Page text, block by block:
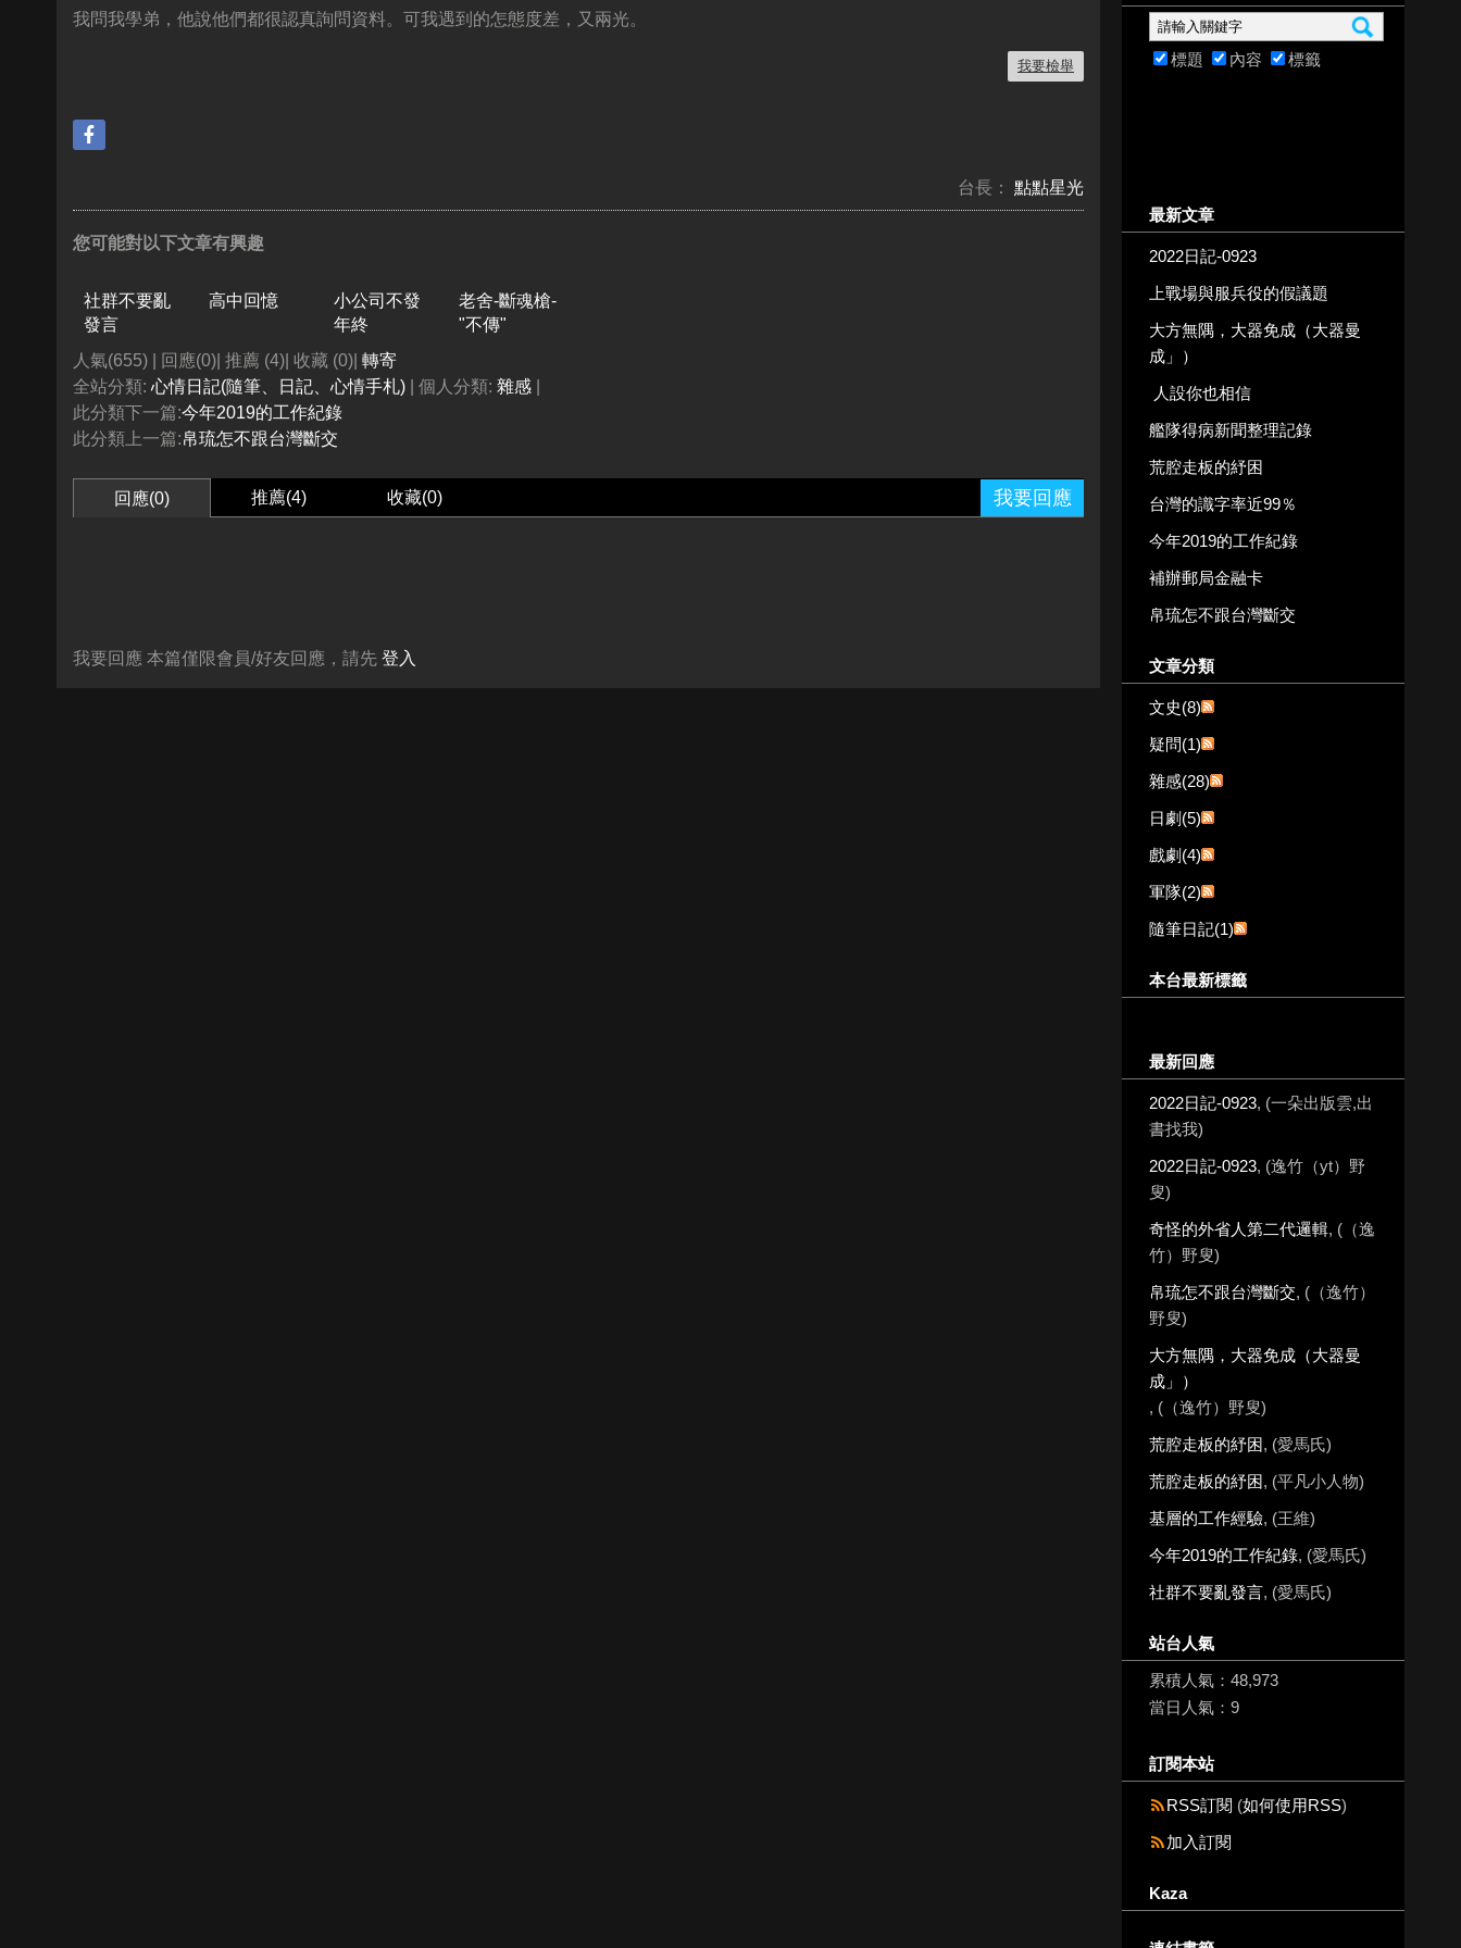
我問我學弟，他說他們都很認真詢問資料。可我遇到的怎態度差，又兩光。
我要檢舉
台長： 點點星光
您可能對以下文章有興趣
社群不要亂
發言
高中回憶
小公司不發
年終
老舍-斷魂槍-
"不傳"
人氣(655) | 回應(0)| 推薦 (4)| 收藏 (0)| 轉寄
全站分類: 心情日記(隨筆、日記、心情手札) | 個人分類: 雜感
此分類下一篇:今年2019的工作紀錄
此分類上一篇:帛琉怎不跟台灣斷交
回應(0) 推薦(4) 收藏(0) 我要回應
我要回應 本篇僅限會員/好友回應，請先 登入
標題 內容 標籤
最新文章
2022日記-0923
上戰場與服兵役的假議題
大方無隅，大器免成（大器曼
成」）
人設你也相信
艦隊得病新聞整理記錄
荒腔走板的紓困
台灣的識字率近99％
今年2019的工作紀錄
補辦郵局金融卡
帛琉怎不跟台灣斷交
文章分類
文史(8)
疑問(1)
雜感(28)
日劇(5)
戲劇(4)
軍隊(2)
隨筆日記(1)
本台最新標籤
最新回應
2022日記-0923, (一朵出版雲,出
書找我)
2022日記-0923, (逸竹（yt）野
叟)
奇怪的外省人第二代邏輯, (（逸
竹）野叟)
帛琉怎不跟台灣斷交, (（逸竹）
野叟)
大方無隅，大器免成（大器曼
成」）
, (（逸竹）野叟)
荒腔走板的紓困, (愛馬氏)
荒腔走板的紓困, (平凡小人物)
基層的工作經驗, (王維)
今年2019的工作紀錄, (愛馬氏)
社群不要亂發言, (愛馬氏)
站台人氣
累積人氣： 48,973
當日人氣： 9
訂閱本站
RSS訂閱 (如何使用RSS)
加入訂閱
Kaza